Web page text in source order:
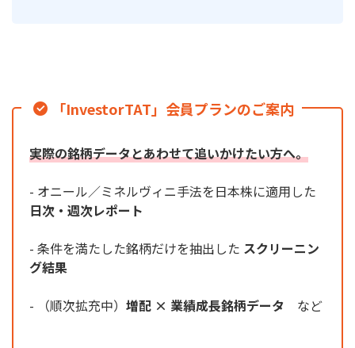
「InvestorTAT」会員プランのご案内
実際の銘柄データとあわせて追いかけたい方へ。
- オニール／ミネルヴィニ手法を日本株に適用した
日次・週次レポート
- 条件を満たした銘柄だけを抽出した スクリーニン
グ結果
- （順次拡充中） 増配 × 業績成長銘柄データ など